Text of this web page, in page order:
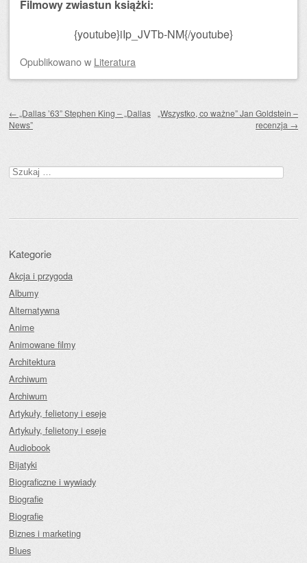
Filmowy zwiastun książki:
{youtube}iIp_JVTb-NM{/youtube}
Opublikowanow Literatura
← „Dallas ’63” Stephen King – „Dallas
News”
„Wszystko, co ważne” Jan Goldstein –
recenzja →
Szukaj:
Kategorie
Akcja i przygoda
Albumy
Alternatywna
Anime
Animowane filmy
Architektura
Archiwum
Archiwum
Artykuły, felietony i eseje
Artykuły, felietony i eseje
Audiobook
Bijatyki
Biograficzne i wywiady
Biografie
Biografie
Biznes i marketing
Blues